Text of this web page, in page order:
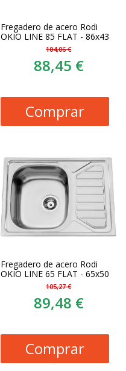
Fregadero de acero Rodi
OKIO LINE 85 FLAT - 86x43
104,06 €
88,45 €
Comprar
Fregadero de acero Rodi
OKIO LINE 65 FLAT - 65x50
105,27 €
89,48 €
Comprar